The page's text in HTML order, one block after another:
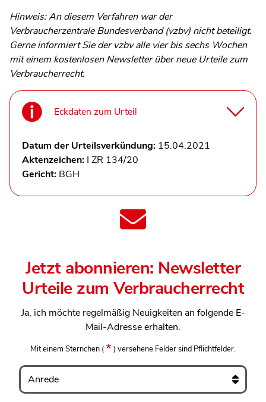
Hinweis: An diesem Verfahren war der
Verbraucherzentrale Bundesverband (vzbv) nicht beteiligt.
Gerne informiert Sie der vzbv alle vier bis sechs Wochen
mit einem kostenlosen Newsletter über neue Urteile zum
Verbraucherrecht.
Eckdaten zum Urteil
Datum der Urteilsverkündung: 15.04.2021
Aktenzeichen: I ZR 134/20
Gericht: BGH
Jetzt abonnieren: Newsletter
Urteile zum Verbraucherrecht
Ja, ich möchte regelmäßig Neuigkeiten an folgende E-
Mail-Adresse erhalten.
Mit einem Sternchen ( ) versehene Felder sind Pflichtfelder.
Anrede